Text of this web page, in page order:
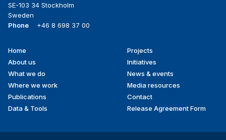
SE-103 34 Stockholm
Sweden
Phone
+46 8 698 37 00
Footer
menu
Home
About us
What we do
Where we work
Publications
Data & Tools
Projects
Initiatives
News & events
Media resources
Contact
Release Agreement Form